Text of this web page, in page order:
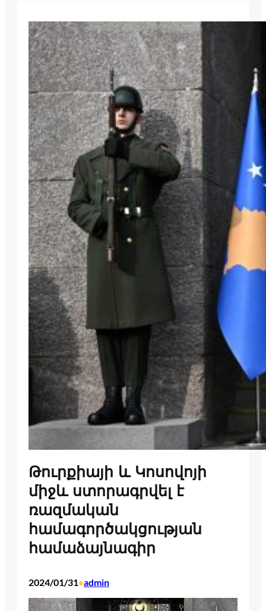
Թուրքիայի և Կոսովոյի
միջև ստորագրվել է
ռազմական
համագործակցության
համաձայնագիր
2024/01/31•admin